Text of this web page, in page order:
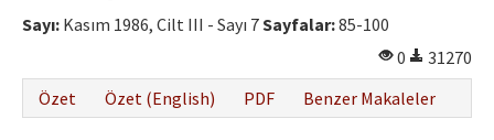
Sayı: Kasım 1986, Cilt III - Sayı 7Sayfalar:85-100
0
31270
Özet
Özet (English) PDF Benzer Makaleler